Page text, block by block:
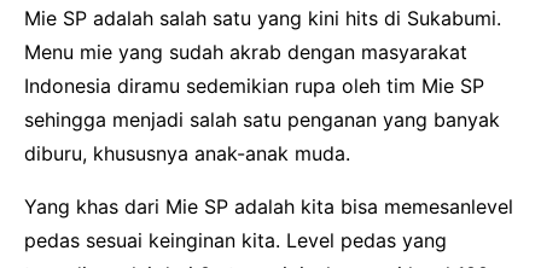
Mie SP adalah salah satu yang kini hits di Sukabumi.
Menu mie yang sudah akrab dengan masyarakat
Indonesia diramu sedemikian rupa oleh tim Mie SP
sehingga menjadi salah satu penganan yang banyak
diburu, khususnya anak-anak muda.
Yang khas dari Mie SP adalah kita bisa memesanlevel
pedas sesuai keinginan kita. Level pedas yang